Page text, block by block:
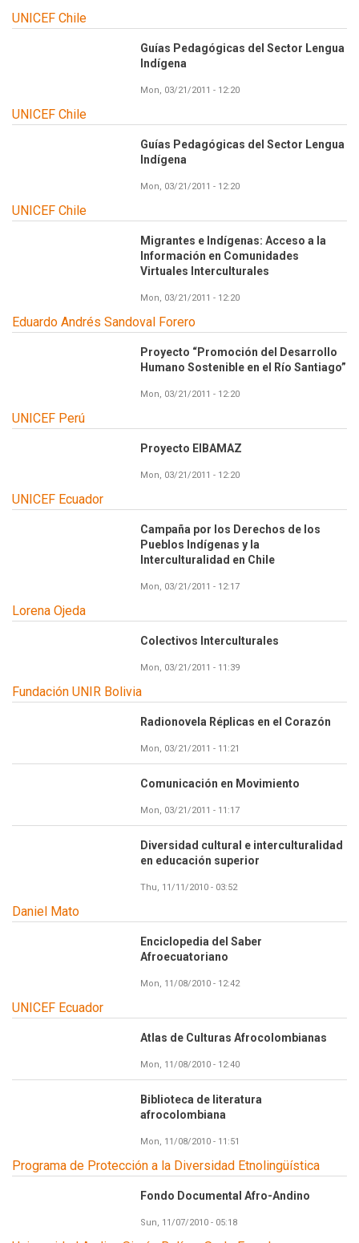
UNICEF Chile
Guías Pedagógicas del Sector Lengua
Indígena
Mon, 03/21/2011 - 12:20
UNICEF Chile
Guías Pedagógicas del Sector Lengua
Indígena
Mon, 03/21/2011 - 12:20
UNICEF Chile
Migrantes e Indígenas: Acceso a la
Información en Comunidades
Virtuales Interculturales
Mon, 03/21/2011 - 12:20
Eduardo Andrés Sandoval Forero
Proyecto “Promoción del Desarrollo
Humano Sostenible en el Río Santiago”
Mon, 03/21/2011 - 12:20
UNICEF Perú
Proyecto EIBAMAZ
Mon, 03/21/2011 - 12:20
UNICEF Ecuador
Campaña por los Derechos de los
Pueblos Indígenas y la
Interculturalidad en Chile
Mon, 03/21/2011 - 12:17
Lorena Ojeda
Colectivos Interculturales
Mon, 03/21/2011 - 11:39
Fundación UNIR Bolivia
Radionovela Réplicas en el Corazón
Mon, 03/21/2011 - 11:21
Comunicación en Movimiento
Mon, 03/21/2011 - 11:17
Diversidad cultural e interculturalidad
en educación superior
Thu, 11/11/2010 - 03:52
Daniel Mato
Enciclopedia del Saber
Afroecuatoriano
Mon, 11/08/2010 - 12:42
UNICEF Ecuador
Atlas de Culturas Afrocolombianas
Mon, 11/08/2010 - 12:40
Biblioteca de literatura
afrocolombiana
Mon, 11/08/2010 - 11:51
Programa de Protección a la Diversidad Etnolingüística
Fondo Documental Afro-Andino
Sun, 11/07/2010 - 05:18